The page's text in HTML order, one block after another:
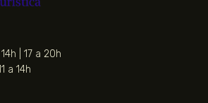
| 17 a 20h
a 14h